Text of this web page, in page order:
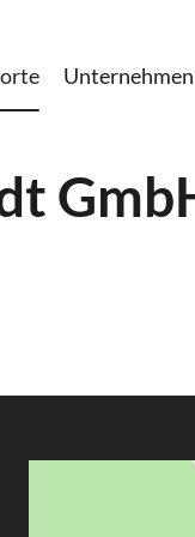
Unternehmen